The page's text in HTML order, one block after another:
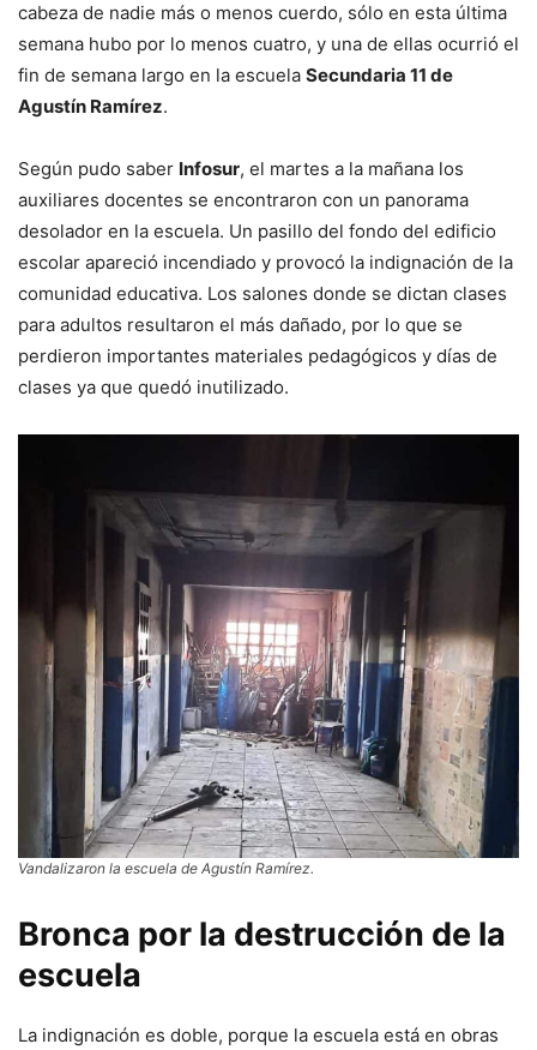
cabeza de nadie más o menos cuerdo, sólo en esta última
semana hubo por lo menos cuatro, y una de ellas ocurrió el
fin de semana largo en la escuela Secundaria 11 de
Agustín Ramírez.
Según pudo saber Infosur, el martes a la mañana los
auxiliares docentes se encontraron con un panorama
desolador en la escuela. Un pasillo del fondo del edificio
escolar apareció incendiado y provocó la indignación de la
comunidad educativa. Los salones donde se dictan clases
para adultos resultaron el más dañado, por lo que se
perdieron importantes materiales pedagógicos y días de
clases ya que quedó inutilizado.
Vandalizaron la escuela de Agustín Ramírez.
Bronca por la destrucción de la
escuela
La indignación es doble, porque la escuela está en obras